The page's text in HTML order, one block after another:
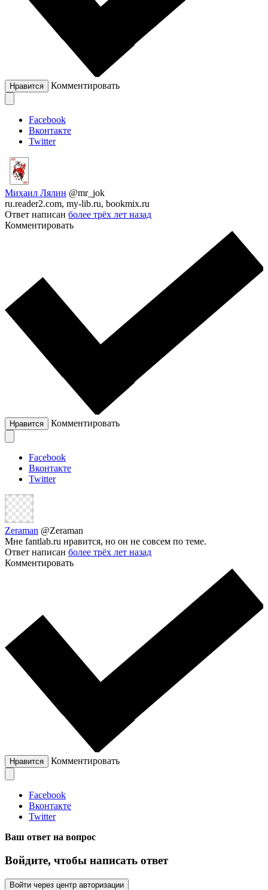
Нравится Комментировать
Facebook
Вконтакте
Twitter
Михаил Лялин @mr_jok
ru.reader2.com, my-lib.ru, bookmix.ru
Ответ написан более трёх лет назад
Комментировать
Нравится Комментировать
Facebook
Вконтакте
Twitter
Zeraman @Zeraman
Мне fantlab.ru нравится, но он не совсем по теме.
Ответ написан более трёх лет назад
Комментировать
Нравится Комментировать
Facebook
Вконтакте
Twitter
Ваш ответ на вопрос
Войдите, чтобы написать ответ
Войти через центр авторизации